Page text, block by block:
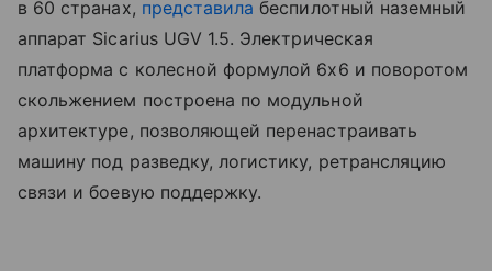
в 60 странах, представила беспилотный наземный
аппарат Sicarius UGV 1.5. Электрическая
платформа с колесной формулой 6x6 и поворотом
скольжением построена по модульной
архитектуре, позволяющей перенастраивать
машину под разведку, логистику, ретрансляцию
связи и боевую поддержку.